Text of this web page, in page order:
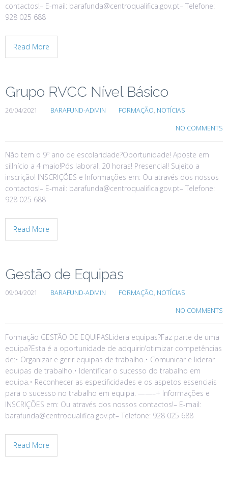
contactos!– E-mail: barafunda@centroqualifica.gov.pt– Telefone:
928 025 688
Read More
Grupo RVCC Nível Básico
26/04/2021 BARAFUND-ADMIN FORMAÇÃO, NOTÍCIAS
NO COMMENTS
Não tem o 9º ano de escolaridade?Oportunidade! Aposte em
si!Início a 4 maio!Pós laboral! 20 horas! Presencial! Sujeito a
inscrição! INSCRIÇÕES e Informações em: Ou através dos nossos
contactos!– E-mail: barafunda@centroqualifica.gov.pt– Telefone:
928 025 688
Read More
Gestão de Equipas
09/04/2021 BARAFUND-ADMIN FORMAÇÃO, NOTÍCIAS
NO COMMENTS
Formação GESTÃO DE EQUIPASLidera equipas?Faz parte de uma
equipa?Esta é a oportunidade de adquirir/otimizar competências
de:• Organizar e gerir equipas de trabalho.• Comunicar e liderar
equipas de trabalho.• Identificar o sucesso do trabalho em
equipa.• Reconhecer as especificidades e os aspetos essenciais
para o sucesso no trabalho em equipa. ——–+ Informações e
INSCRIÇÕES em: Ou através dos nossos contactos!– E-mail:
barafunda@centroqualifica.gov.pt– Telefone: 928 025 688
Read More